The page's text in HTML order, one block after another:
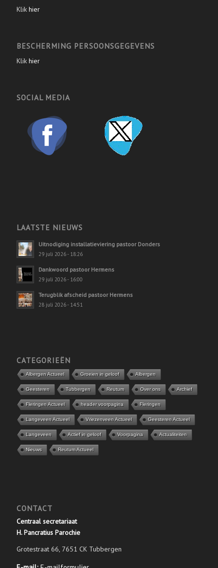
Klik hier
BESCHERMING PERSOONSGEGEVENS
Klik hier
SOCIAL MEDIA
LAATSTE NIEUWS
Uitnodiging installatieviering pastoor Donders
29 juli 2026 - 18:26
Dankwoord pastoor Hermens
29 juli 2026 - 16:00
Terugblik afscheid pastoor Hermens
28 juli 2026 - 14:51
CATEGORIEËN
Albergen Actueel Groeien in geloof Albergen
Geesteren Tubbergen Reutum Over ons Archief
Fleringen Actueel header voorpagina Fleringen
Langeveen Actueel Vriezenveen Actueel Geesteren Actueel
Langeveen Actief in geloof Voorpagina Actualiteiten
Nieuws Reutum Actueel
CONTACT
Centraal secretariaat
H. Pancratius Parochie
Grotestraat 66, 7651 CK Tubbergen